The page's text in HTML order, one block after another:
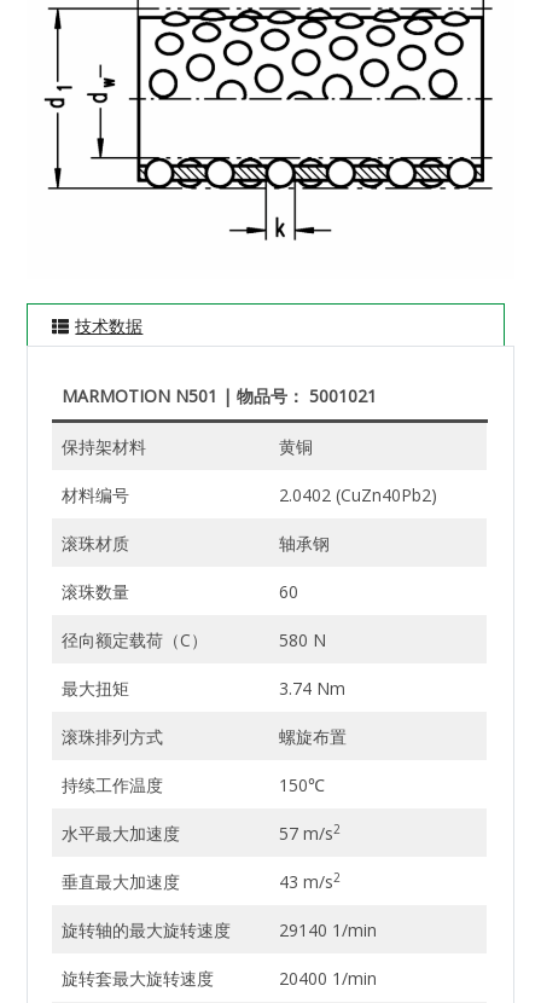
技术数据
MARMOTION N501 | 物品号： 5001021
保持架材料 黄铜
材料编号 2.0402 (CuZn40Pb2)
滚珠材质 轴承钢
滚珠数量 60
径向额定载荷（C） 580 N
最大扭矩 3.74 Nm
滚珠排列方式 螺旋布置
持续工作温度 150℃
水平最大加速度 57 m/s2
垂直最大加速度 43 m/s2
旋转轴的最大旋转速度 29140 1/min
旋转套最大旋转速度 20400 1/min